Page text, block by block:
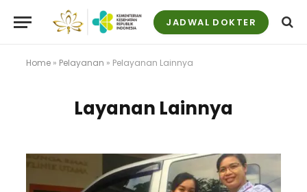
JADWAL DOKTER
Home » Pelayanan » Pelayanan Lainnya
Layanan Lainnya